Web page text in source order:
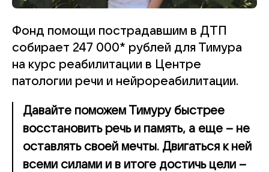
Фонд помощи пострадавшим в ДТП
собирает 247 000* рублей для Тимура
на курс реабилитации в Центре
патологии речи и нейрореабилитации.
Давайте поможем Тимуру быстрее
восстановить речь и память, а еще – не
оставлять своей мечты. Двигаться к ней
всеми силами и в итоге достичь цели –